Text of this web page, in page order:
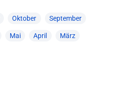
Oktober September
Mai April März